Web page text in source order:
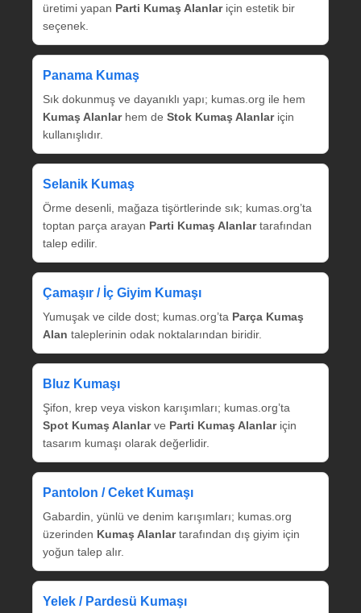
üretimi yapan Parti Kumaş Alanlariçin estetik bir
seçenek.
Panama Kumaş
Sık dokunmuş ve dayanıklı yapı; kumas.org ile hem
Kumaş Alanlarhem de Stok Kumaş Alanlariçin
kullanışlıdır.
Selanik Kumaş
Örme desenli, mağaza tişörtlerinde sık; kumas.org’ta
toptan parça arayan Parti Kumaş Alanlartarafından
talep edilir.
Çamaşır / İç Giyim Kumaşı
Yumuşak ve cilde dost; kumas.org’ta Parça Kumaş
Alan taleplerinin odak noktalarından biridir.
Bluz Kumaşı
Şifon, krep veya viskon karışımları; kumas.org’ta
Spot Kumaş Alanlarve Parti Kumaş Alanlariçin
tasarım kumaşı olarak değerlidir.
Pantolon / Ceket Kumaşı
Gabardin, yünlü ve denim karışımları; kumas.org
üzerinden Kumaş Alanlartarafından dış giyim için
yoğun talep alır.
Yelek / Pardesü Kumaşı